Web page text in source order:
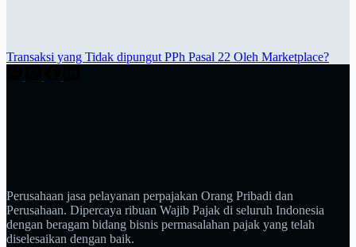
Transaksi yang Tidak dipungut PPh Pasal 22 Oleh Marketplace?
Perusahaan jasa pelayanan perpajakan Orang Pribadi dan
Perusahaan. Dipercaya ribuan Wajib Pajak di seluruh Indonesia
dengan beragam bidang bisnis permasalahan pajak yang telah
diselesaikan dengan baik.